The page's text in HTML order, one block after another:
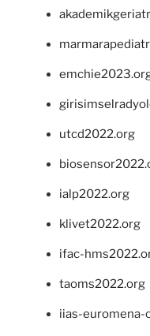
utcd2022.org
ialp2022.org
klivet2022.org
ifac-
taoms2022.org
iias-